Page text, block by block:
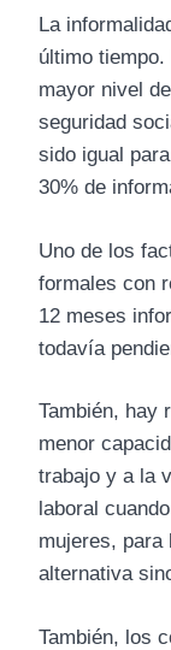
La
último
mayor nivel
seguridad
sido igual
30% de
Uno de los
formales con
12 meses
todavía
También, hay
menor
trabajo y a la
laboral
mujeres, para
alternativa
También, los